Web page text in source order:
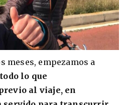
meses, empezamos a
todo lo que
al viaje, en